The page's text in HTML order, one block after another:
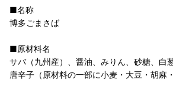
■名称
博多ごまさば
■原材料名
サバ（九州産）、醤油、みりん、砂糖、白
唐辛子（原材料の一部に小麦・大豆・胡麻